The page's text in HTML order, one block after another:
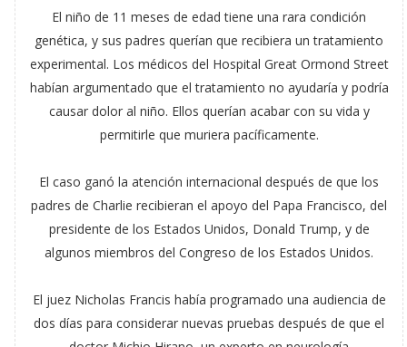
El niño de 11 meses de edad tiene una rara condición
genética, y sus padres querían que recibiera un tratamiento
experimental. Los médicos del Hospital Great Ormond Street
habían argumentado que el tratamiento no ayudaría y podría
causar dolor al niño. Ellos querían acabar con su vida y
permitirle que muriera pacíficamente.
El caso ganó la atención internacional después de que los
padres de Charlie recibieran el apoyo del Papa Francisco, del
presidente de los Estados Unidos, Donald Trump, y de
algunos miembros del Congreso de los Estados Unidos.
El juez Nicholas Francis había programado una audiencia de
dos días para considerar nuevas pruebas después de que el